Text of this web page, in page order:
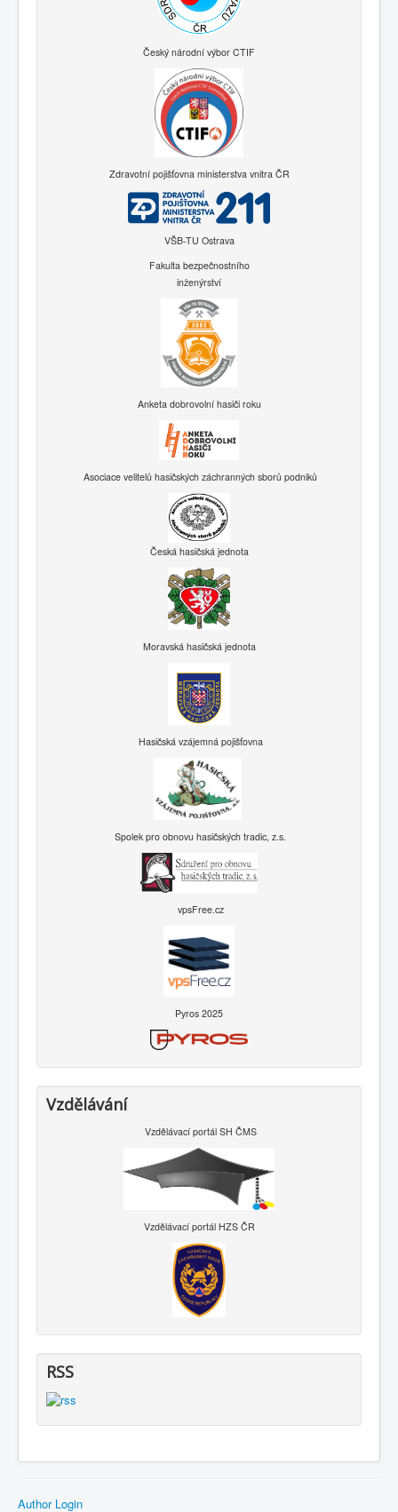
Český národní výbor CTIF
Zdravotní pojišťovna ministerstva vnitra ČR
VŠB-TU Ostrava
Fakulta bezpečnostního
inženýrství
Anketa dobrovolní hasiči roku
Asociace velitelů hasičských záchranných sborů podniků
Česká hasičská jednota
Moravská hasičská jednota
Hasičská vzájemná pojišťovna
Spolek pro obnovu hasičských tradic, z.s.
vpsFree.cz
Pyros 2025
Vzdělávání
Vzdělávací portál SH ČMS
Vzdělávací portál HZS ČR
RSS
Author Login